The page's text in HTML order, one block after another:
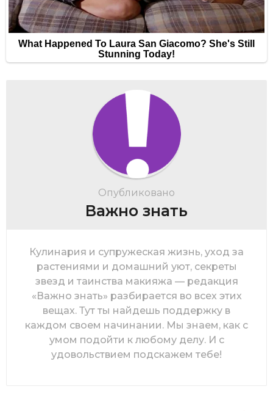
Опубликовано
Важно знать
Кулинария и супружеская жизнь, уход за
растениями и домашний уют, секреты
звезд и таинства макияжа — редакция
«Важно знать» разбирается во всех этих
вещах. Тут ты найдешь поддержку в
каждом своем начинании. Мы знаем, как с
умом подойти к любому делу. И с
удовольствием подскажем тебе!